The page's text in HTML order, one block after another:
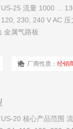
25 流量 1000 ...
230, 240 V AC
金属气路板
厂商性质：经销
20 核心产品范围